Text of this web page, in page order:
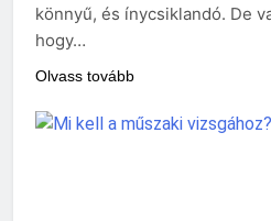
könnyű, és ínycsiklandó. De
hogy…
Olvass tovább